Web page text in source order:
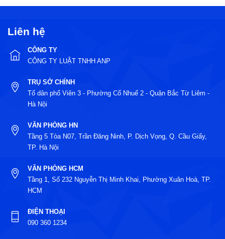
Liên hệ
CÔNG TY
CÔNG TY LUẬT TNHH ANP
TRỤ SỞ CHÍNH
Tổ dân phố Viên 3 - Phường Cổ Nhuế 2 - Quận Bắc Từ Liêm -
Hà Nội
VĂN PHÒNG HN
Tầng 5 Tòa N07, Trần Đăng Ninh, P. Dịch Vọng, Q. Cầu Giấy,
TP. Hà Nội
VĂN PHÒNG HCM
Tầng 1, Số 232 Nguyễn Thị Minh Khai, Phường Xuân Hoà, TP.
HCM
ĐIỆN THOẠI
090 360 1234